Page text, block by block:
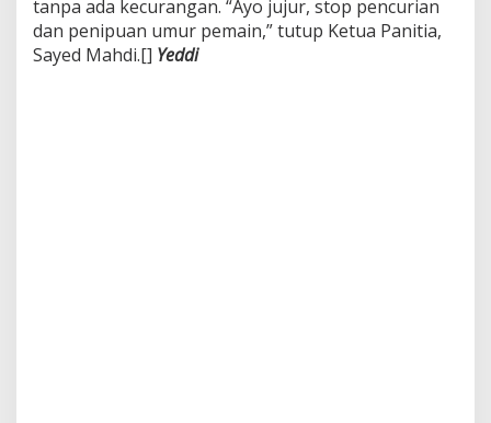
tanpa ada kecurangan. “Ayo jujur, stop pencurian
dan penipuan umur pemain,” tutup Ketua Panitia,
Sayed Mahdi.[] Yeddi